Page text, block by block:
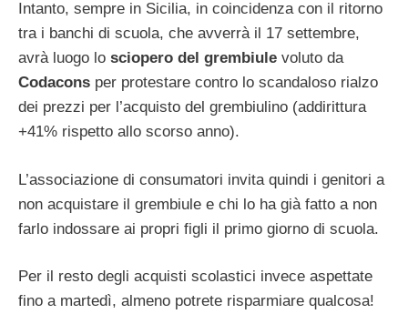
Intanto, sempre in Sicilia, in coincidenza con il ritorno
tra i banchi di scuola, che avverrà il 17 settembre,
avrà luogo lo sciopero del grembiule voluto da
Codacons per protestare contro lo scandaloso rialzo
dei prezzi per l’acquisto del grembiulino (addirittura
+41% rispetto allo scorso anno).
L’associazione di consumatori invita quindi i genitori a
non acquistare il grembiule e chi lo ha già fatto a non
farlo indossare ai propri figli il primo giorno di scuola.
Per il resto degli acquisti scolastici invece aspettate
fino a martedì, almeno potrete risparmiare qualcosa!